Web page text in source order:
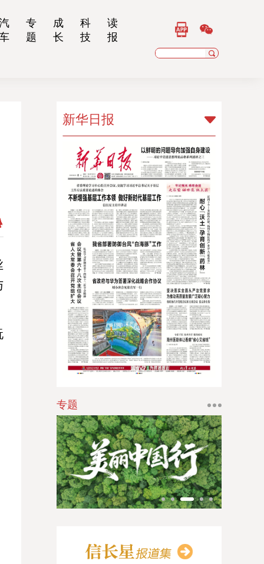
专
题
成
长
科
技
读
报
新华日报
新华日报
扬子晚报
乡村干部报
南京晨报
江苏经济报
江苏法治报
江南时报
新苏商
扬子体育报
银潮
华人时刊
专题